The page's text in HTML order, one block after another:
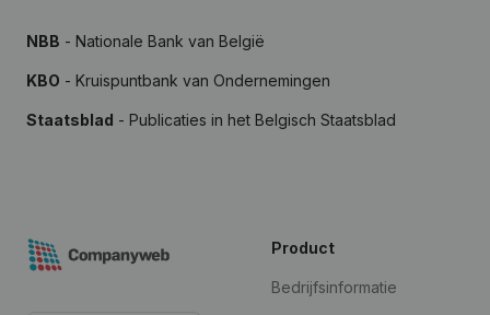
NBB - Nationale Bank van België
KBO - Kruispuntbank van Ondernemingen
Staatsblad - Publicaties in het Belgisch Staatsblad
Product
Bedrijfsinformatie